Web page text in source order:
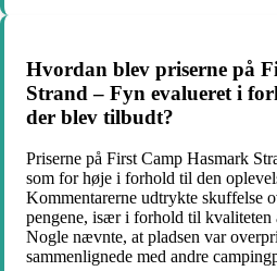
Hvordan blev priserne på
Strand – Fyn evalueret i
der blev tilbudt?
Priserne på First Camp Hasmark
som for høje i forhold til den
Kommentarerne udtrykte skuffelse
pengene, især i forhold til kvaliteten
Nogle nævnte, at pladsen var
sammenlignede med andre